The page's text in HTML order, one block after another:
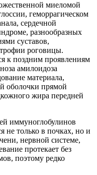
миеломой
геморрагическом
сердечной
разнообразных
суставов,
роговицы.
к поздним проявлениям
амилоидоза
материала,
оболочки прямой
жира передней
иммуноглобулинов
не только в почках, но и
нервной системе,
протекает без
поэтому редко